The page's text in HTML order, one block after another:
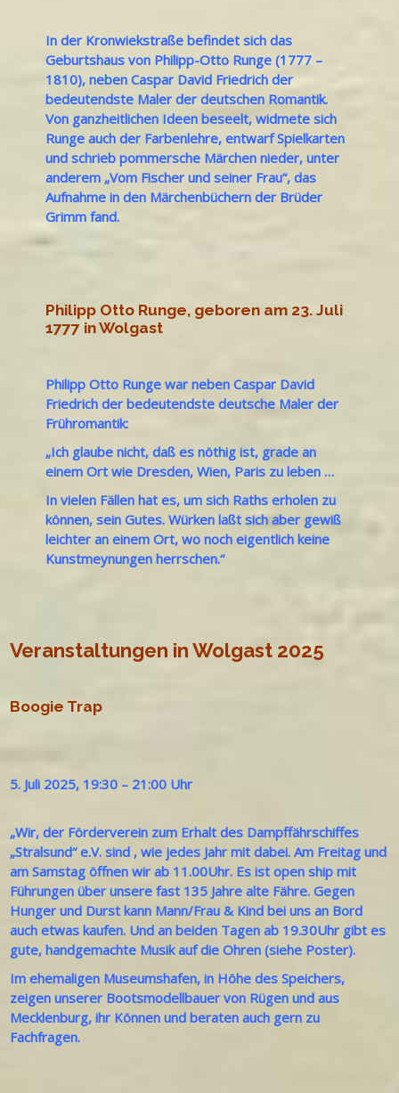
In der Kronwiekstraße befindet sich das
Geburtshaus von Philipp-Otto Runge (1777 –
1810), neben Caspar David Friedrich der
bedeutendste Maler der deutschen Romantik.
Von ganzheitlichen Ideen beseelt, widmete sich
Runge auch der Farbenlehre, entwarf Spielkarten
und schrieb pommersche Märchen nieder, unter
anderem „Vom Fischer und seiner Frau“, das
Aufnahme in den Märchenbüchern der Brüder
Grimm fand.
Philipp Otto Runge, geboren am 23. Juli
1777 in Wolgast
Philipp Otto Runge war neben Caspar David
Friedrich der bedeutendste deutsche Maler der
Frühromantik:
„Ich glaube nicht, daß es nöthig ist, grade an
einem Ort wie Dresden, Wien, Paris zu leben …
In vielen Fällen hat es, um sich Raths erholen zu
können, sein Gutes. Würken laßt sich aber gewiß
leichter an einem Ort, wo noch eigentlich keine
Kunstmeynungen herrschen.“
Veranstaltungen in Wolgast 2025
Boogie Trap
5. Juli 2025, 19:30 – 21:00 Uhr
„Wir, der Förderverein zum Erhalt des Dampffährschiffes
„Stralsund“ e.V. sind , wie jedes Jahr mit dabei. Am Freitag und
am Samstag öffnen wir ab 11.00Uhr. Es ist open ship mit
Führungen über unsere fast 135 Jahre alte Fähre. Gegen
Hunger und Durst kann Mann/Frau & Kind bei uns an Bord
auch etwas kaufen. Und an beiden Tagen ab 19.30Uhr gibt es
gute, handgemachte Musik auf die Ohren (siehe Poster).
Im ehemaligen Museumshafen, in Höhe des Speichers,
zeigen unserer Bootsmodellbauer von Rügen und aus
Mecklenburg, ihr Können und beraten auch gern zu
Fachfragen.